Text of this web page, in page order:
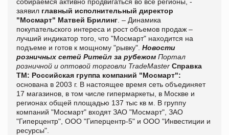
заявил главный исполнительный директор
"Мосмарт" Матвей Брилинг . – Динамика
покупательского интереса и рост объемов продаж –
лучший индикатор того, что "Мосмарт" находится на
подъеме и готов к мощному "рывку". Новости
розничных сетей Ритейл за рубежом Портал
розничной и оптовой торговли TradeMaster Справка
ТМ: Российская группа компаний "Мосмарт":
основана в 2003 г. В настоящее время сеть объединяет
17 магазинов, в том числе гипермаркеты, в Москве и
регионах общей площадью 137 тыс кв м. В группу
компаний "Мосмарт" входят ЗАО "Мосмарт", ЗАО
"Гиперцентр", ООО "Гиперцентр-5" и ООО "Инвестиции и
ресурсы".